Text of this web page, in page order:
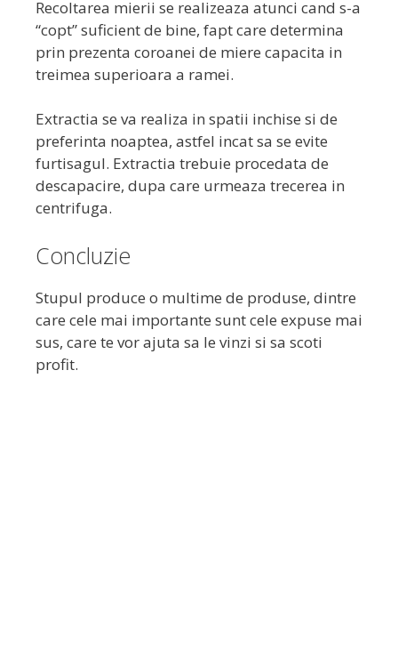
Recoltarea mierii se realizeaza atunci cand s-a
“copt” suficient de bine, fapt care determina
prin prezenta coroanei de miere capacita in
treimea superioara a ramei.
Extractia se va realiza in spatii inchise si de
preferinta noaptea, astfel incat sa se evite
furtisagul. Extractia trebuie procedata de
descapacire, dupa care urmeaza trecerea in
centrifuga.
Concluzie
Stupul produce o multime de produse, dintre
care cele mai importante sunt cele expuse mai
sus, care te vor ajuta sa le vinzi si sa scoti
profit.